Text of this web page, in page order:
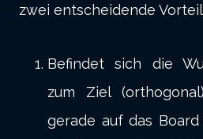
zwei entscheidende
Befindet sich die
zum Ziel
gerade auf das